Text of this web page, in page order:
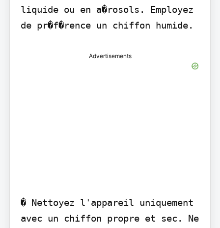
liquide ou en a�rosols. Employez
de pr�f�rence un chiffon humide.
Advertisements
� Nettoyez l'appareil uniquement
avec un chiffon propre et sec. Ne